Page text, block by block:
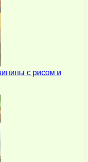
с рисом и